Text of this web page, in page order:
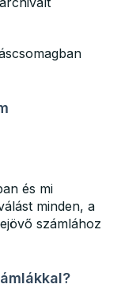
és mi
minden, a
számlához